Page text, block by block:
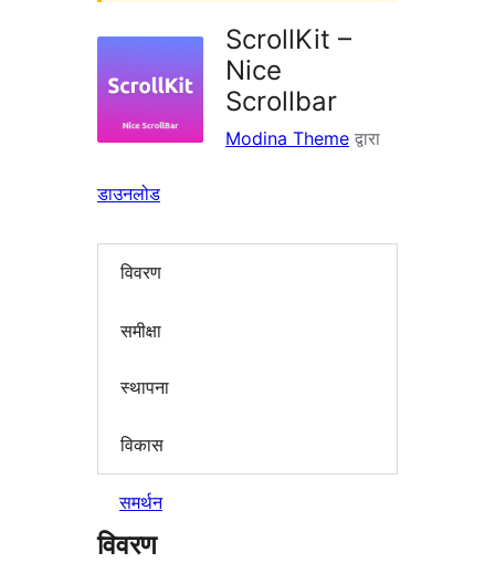
ScrollKit –
Nice
Scrollbar
Modina Theme द्वारा
डाउनलोड
विवरण
समीक्षा
स्थापना
विकास
समर्थन
विवरण